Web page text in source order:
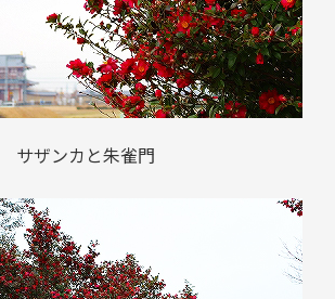
サザンカと朱雀門